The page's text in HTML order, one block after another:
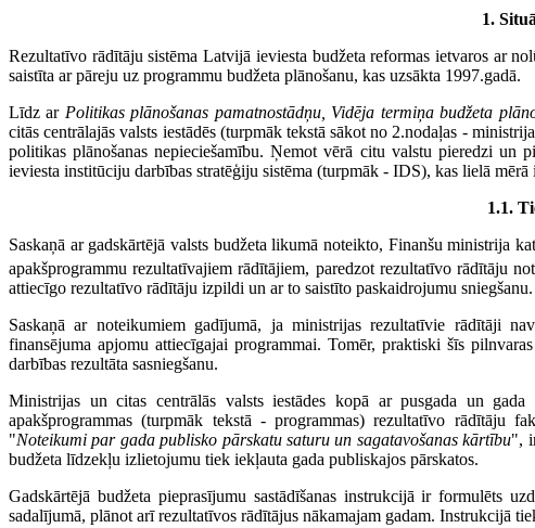
1.
Rezultatīvo rādītāju sistēma Latvijā ieviesta budžeta reformas ietvaros ar
saistīta ar pāreju uz programmu budžeta plānošanu, kas uzsākta 1997.gadā.
Līdz ar Politikas plānošanas pamatnostādņu, Vidēja termiņa budžeta
citās centrālajās valsts iestādēs (turpmāk tekstā sākot no 2.nodaļas -
politikas plānošanas nepieciešamību. Ņemot vērā citu valstu pieredzi
ieviesta institūciju darbības stratēģiju sistēma (turpmāk - IDS), kas lielā
1.1.
Saskaņā ar gadskārtējā valsts budžeta likumā noteikto, Finanšu ministrija
apakšprogrammu rezultatīvajiem rādītājiem, paredzot rezultatīvo rādītāju
attiecīgo rezultatīvo rādītāju izpildi un ar to saistīto paskaidrojumu sniegšanu.
Saskaņā ar noteikumiem gadījumā, ja ministrijas rezultatīvie rādītāji
finansējuma apjomu attiecīgajai programmai. Tomēr, praktiski šīs
darbības rezultāta sasniegšanu.
Ministrijas un citas centrālās valsts iestādes kopā ar pusgada un
apakšprogrammas (turpmāk tekstā - programmas) rezultatīvo rādītāju
"Noteikumi par gada publisko pārskatu saturu un sagatavošanas kārtību",
budžeta līdzekļu izlietojumu tiek iekļauta gada publiskajos pārskatos.
Gadskārtējā budžeta pieprasījumu sastādīšanas instrukcijā ir formulēts
sadalījumā, plānot arī rezultatīvos rādītājus nākamajam gadam. Instrukcijā